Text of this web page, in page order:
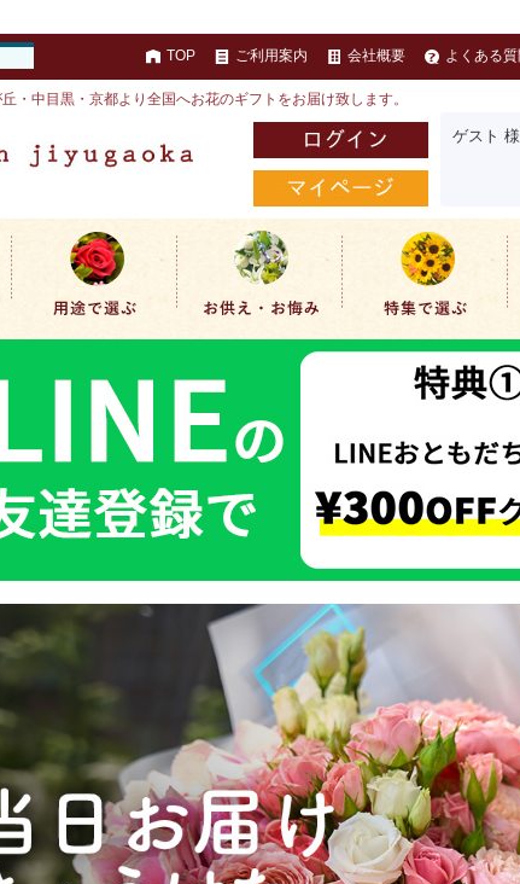
TOP ご利用案内 会社概要 よくある質
・中目黒・京都より全国へお花のギフトをお届け致します。
ゲスト